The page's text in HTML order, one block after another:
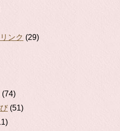
ンク (29)
(74)
(51)